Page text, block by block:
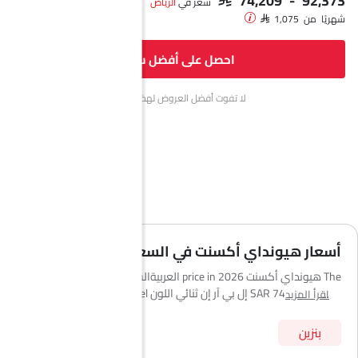
شهريًا من SAR 1,075
احصل على أفضل سعر
لا تفوت أفضل العروض لهذا الشهر.
أسعار هيونداي أكسنت في السعودية
اقرأ المزيد
بنزين